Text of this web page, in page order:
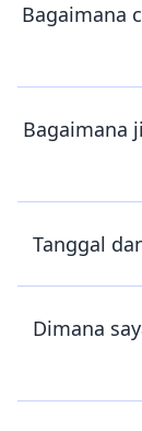
Bagaimana
Bagaimana
Tanggal
Dimana